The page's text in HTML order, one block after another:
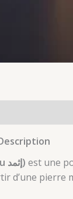
Kohl Ithmed (ou إثمد) est une
d’une pierre